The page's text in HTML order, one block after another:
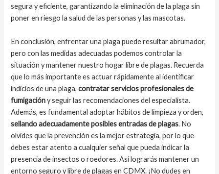
segura y eficiente, garantizando la eliminación de la plaga sin
poner en riesgo la salud de las personas y las mascotas.
En conclusión, enfrentar una plaga puede resultar abrumador,
pero con las medidas adecuadas podemos controlar la
situación y mantener nuestro hogar libre de plagas. Recuerda
que lo más importante es actuar rápidamente al identificar
indicios de una plaga,contratar servicios profesionales de
fumigacióny seguir las recomendaciones del especialista.
Además, es fundamental adoptar hábitos de limpieza y orden,
sellando adecuadamente posibles entradas de plagas. No
olvides que la prevención es la mejor estrategia, por lo que
debes estar atento a cualquier señal que pueda indicar la
presencia de insectos o roedores. Así lograrás mantener un
entorno seguro y libre de plagas en CDMX. ¡No dudes en